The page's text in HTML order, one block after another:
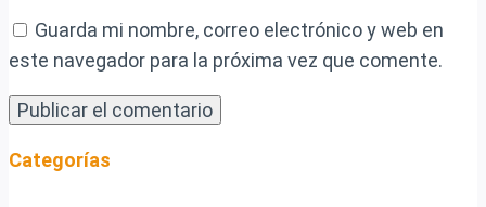
Guarda mi nombre, correo electrónico y web en
este navegador para la próxima vez que comente.
Categorías